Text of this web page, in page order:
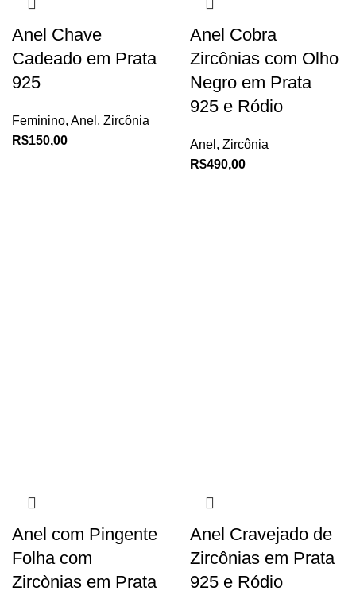
Anel Chave
Cadeado em Prata
925
Feminino, Anel , Zircônia
R$150,00
Anel Cobra
Zircônias com Olho
Negro em Prata
925 e Ródio
Anel , Zircônia
R$490,00
Anel com Pingente
Folha com
Zircònias em Prata
Anel Cravejado de
Zircônias em Prata
925 e Ródio